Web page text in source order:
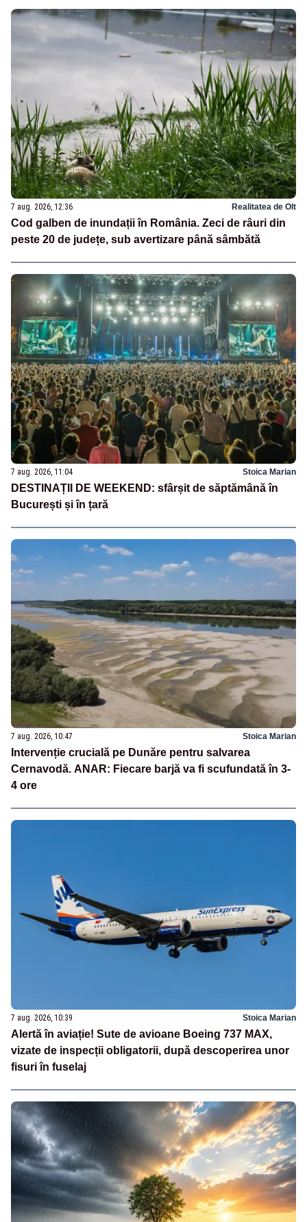
7 aug. 2026, 12:36 Realitatea de Olt
Cod galben de inundații în România. Zeci de râuri din
peste 20 de județe, sub avertizare până sâmbătă
7 aug. 2026, 11:04 Stoica Marian
DESTINAȚII DE WEEKEND: sfârșit de săptămână în
București și în țară
7 aug. 2026, 10:47 Stoica Marian
Intervenție crucială pe Dunăre pentru salvarea
Cernavodă. ANAR: Fiecare barjă va fi scufundată în 3-
4 ore
7 aug. 2026, 10:39 Stoica Marian
Alertă în aviație! Sute de avioane Boeing 737 MAX,
vizate de inspecții obligatorii, după descoperirea unor
fisuri în fuselaj